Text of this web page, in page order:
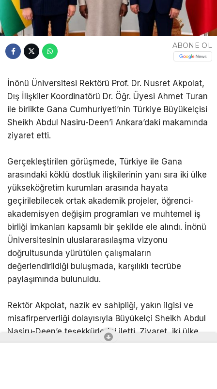
ABONE OL
İnönü Üniversitesi Rektörü Prof. Dr. Nusret Akpolat,
Dış İlişkiler Koordinatörü Dr. Öğr. Üyesi Ahmet Turan
ile birlikte Gana Cumhuriyeti’nin Türkiye Büyükelçisi
Sheikh Abdul Nasiru-Deen’i Ankara’daki makamında
ziyaret etti.
Gerçekleştirilen görüşmede, Türkiye ile Gana
arasındaki köklü dostluk ilişkilerinin yanı sıra iki ülke
yükseköğretim kurumları arasında hayata
geçirilebilecek ortak akademik projeler, öğrenci-
akademisyen değişim programları ve muhtemel iş
birliği imkanları kapsamlı bir şekilde ele alındı. İnönü
Üniversitesinin uluslararasılaşma vizyonu
doğrultusunda yürütülen çalışmaların
değerlendirildiği buluşmada, karşılıklı tecrübe
paylaşımında bulunuldu.
Rektör Akpolat, nazik ev sahipliği, yakın ilgisi ve
misafirperverliği dolayısıyla Büyükelçi Sheikh Abdul
Nasiru-Deen’e teşekkürlerini iletti. Ziyaret, iki ülke
arasındaki kültürel ve akademik bağları daha da